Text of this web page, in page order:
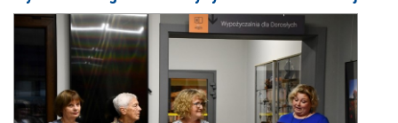
AKTUALNOŚCI
NAJBLIŻSZE WYDARZENIA
NASZA OFERTA